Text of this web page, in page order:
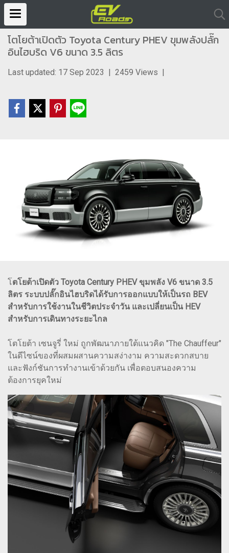
โตโยต้าเปิดตัว Toyota Century PHEV ขุมพลังปลั๊ก
อินไฮบริด V6 ขนาด 3.5 ลิตร
Last updated: 17 Sep 2023 | 2459 Views |
โตโยต้าเปิดตัว Toyota Century PHEV ขุมพลัง V6 ขนาด 3.5
ลิตร ระบบปลั๊กอินไฮบริดได้รับการออกแบบให้เป็นรถ BEV
สำหรับการใช้งานในชีวิตประจำวัน และเปลี่ยนเป็น HEV
สำหรับการเดินทางระยะไกล
โตโยต้า เซนจูรี่ ใหม่ ถูกพัฒนาภายใต้แนวคิด "The Chauffeur"
ในดีไซน์ของที่ผสมผสานความสง่างาม ความสะดวกสบาย
และฟังก์ชันการทำงานเข้าด้วยกัน เพื่อตอบสนองความ
ต้องการยุคใหม่